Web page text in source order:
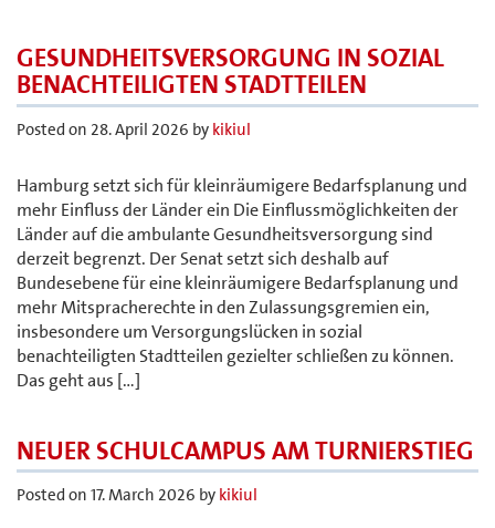
GESUNDHEITSVERSORGUNG IN SOZIAL
BENACHTEILIGTEN STADTTEILEN
Posted on 28. April 2026 by kikiul
Hamburg setzt sich für kleinräumigere Bedarfsplanung und
mehr Einfluss der Länder ein Die Einflussmöglichkeiten der
Länder auf die ambulante Gesundheitsversorgung sind
derzeit begrenzt. Der Senat setzt sich deshalb auf
Bundesebene für eine kleinräumigere Bedarfsplanung und
mehr Mitspracherechte in den Zulassungsgremien ein,
insbesondere um Versorgungslücken in sozial
benachteiligten Stadtteilen gezielter schließen zu können.
Das geht aus […]
NEUER SCHULCAMPUS AM TURNIERSTIEG
Posted on 17. March 2026 by kikiul